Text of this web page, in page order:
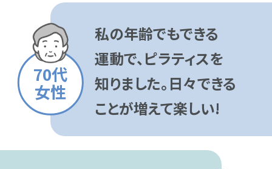
私の年齢でもできる
運動で、ピラティスを
知りました。日々できる
ことが増えて楽しい!
70代
女性